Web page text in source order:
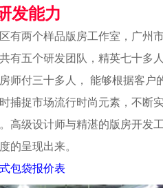
发能力
有两个样品版房工作室，广州
有五个研发团队，精英七十多
师付三十多人， 能够根据客户
捕捉市场流行时尚元素，不断
高级设计师与精湛的版房开发
的呈现出来。
包袋报价表